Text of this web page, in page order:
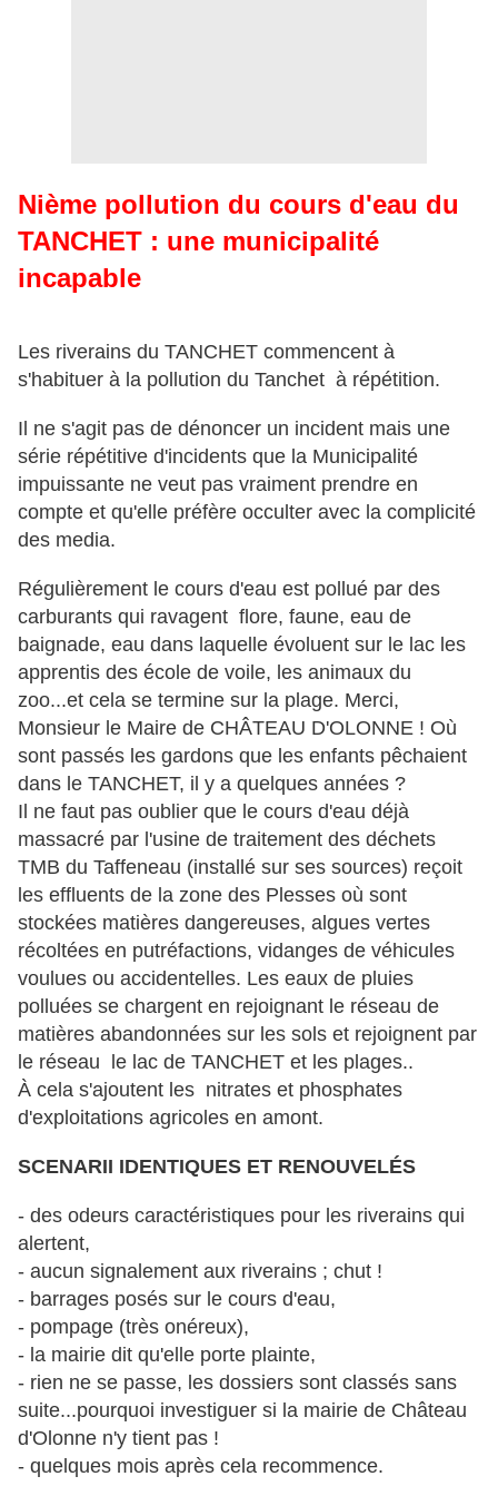
Nième pollution du cours d'eau du
TANCHET : une municipalité
incapable
Les riverains du TANCHET commencent à
s'habituer à la pollution du Tanchet à répétition.
Il ne s'agit pas de dénoncer un incident mais une
série répétitive d'incidents que la Municipalité
impuissante ne veut pas vraiment prendre en
compte et qu'elle préfère occulter avec la complicité
des media.
Régulièrement le cours d'eau est pollué par des
carburants qui ravagent flore, faune, eau de
baignade, eau dans laquelle évoluent sur le lac les
apprentis des école de voile, les animaux du
zoo...et cela se termine sur la plage. Merci,
Monsieur le Maire de CHÂTEAU D'OLONNE ! Où
sont passés les gardons que les enfants pêchaient
dans le TANCHET, il y a quelques années ?
Il ne faut pas oublier que le cours d'eau déjà
massacré par l'usine de traitement des déchets
TMB du Taffeneau (installé sur ses sources) reçoit
les effluents de la zone des Plesses où sont
stockées matières dangereuses, algues vertes
récoltées en putréfactions, vidanges de véhicules
voulues ou accidentelles. Les eaux de pluies
polluées se chargent en rejoignant le réseau de
matières abandonnées sur les sols et rejoignent par
le réseau le lac de TANCHET et les plages..
À cela s'ajoutent les nitrates et phosphates
d'exploitations agricoles en amont.
SCENARII IDENTIQUES ET RENOUVELÉS
- des odeurs caractéristiques pour les riverains qui
alertent,
- aucun signalement aux riverains ; chut !
- barrages posés sur le cours d'eau,
- pompage (très onéreux),
- la mairie dit qu'elle porte plainte,
- rien ne se passe, les dossiers sont classés sans
suite...pourquoi investiguer si la mairie de Château
d'Olonne n'y tient pas !
- quelques mois après cela recommence.